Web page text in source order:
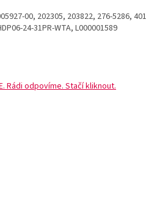
00, 202305, 203822, 276-5286,
24-31PR-WTA, L000001589
Rádi odpovíme. Stačí kliknout.